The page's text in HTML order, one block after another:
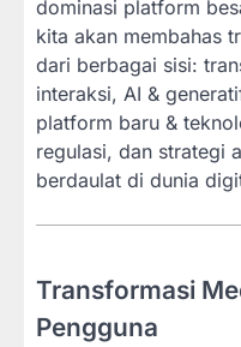
dominasi platform
kita akan membahas
dari berbagai sisi:
interaksi, AI &
platform baru &
regulasi, dan strategi
berdaulat di dunia
Transformasi
Pengguna